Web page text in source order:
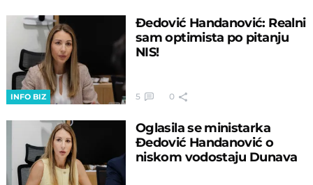
INFO BIZ
Đedović Handanović: Realni
sam optimista po pitanju
NIS!
5 0
Oglasila se ministarka
Đedović Handanović o
niskom vodostaju Dunava